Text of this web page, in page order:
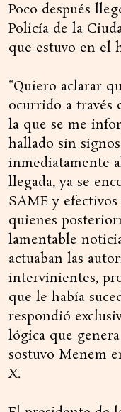
Poco después
Policía de la
que estuvo en el
“Quiero aclarar
ocurrido a través
la que se me
hallado sin
inmediatamente
llegada, ya se
SAME y
quienes
lamentable
actuaban las
intervinientes,
que le había
respondió
lógica que
sostuvo Menem
X.